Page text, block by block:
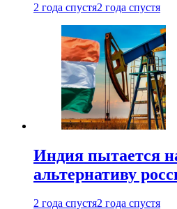
2 года спустя2 года спустя
Индия пытается
альтернативу
2 года спустя2 года спустя